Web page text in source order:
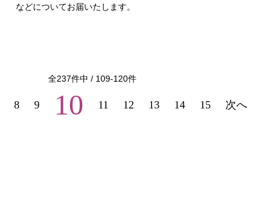
などについてお届いたします。
全237件中 / 109-120件
8 9 10 11 12 13 14 15 次へ